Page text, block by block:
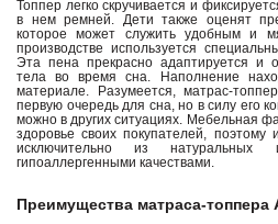
Топпер легко скручивается и
в нем ремней. Дети также оценят
которое может служить удобным и
производстве используется
Эта пена прекрасно адаптируется и
тела во время сна. Наполнение
материале. Разумеется, матрас-
первую очередь для сна, но в силу его
можно в других ситуациях. Мебельная
здоровье своих покупателей, поэтому
исключительно из
гипоаллергенными качествами.
Преимущества матраса-топпера